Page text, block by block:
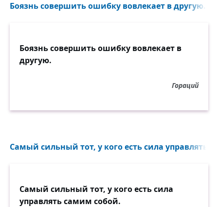
Боязнь совершить ошибку вовлекает в другую...
Боязнь совершить ошибку вовлекает в
другую.
Гораций
Самый сильный тот, у кого есть сила управлять
Самый сильный тот, у кого есть сила
управлять самим собой.